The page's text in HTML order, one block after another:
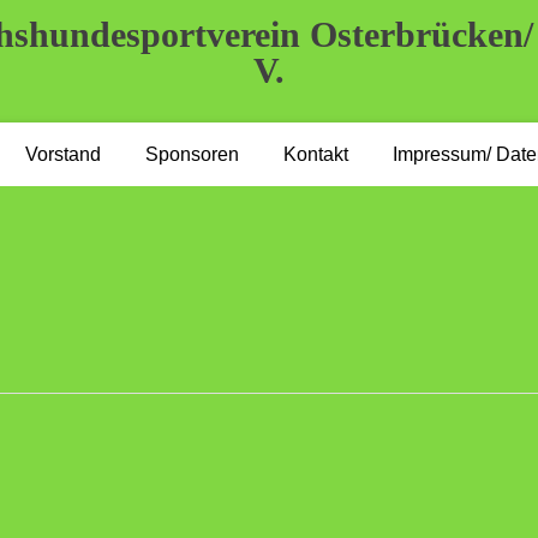
V.
Vorstand Sponsoren Kontakt Impressum/